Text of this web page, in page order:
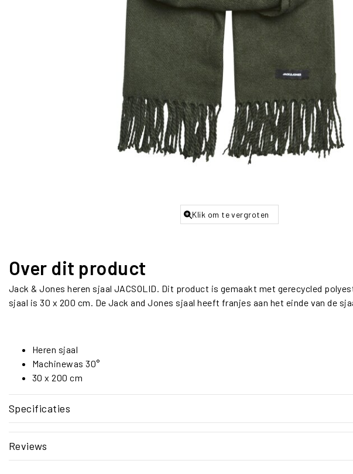
Klik om te vergroten
Over dit product
Jack & Jones heren sjaal JACSOLID. Dit product is gemaakt met gerecycled
sjaal is 30 x 200 cm. De Jack and Jones sjaal heeft franjes aan het einde van de
Heren sjaal
Machinewas 30°
30 x 200 cm
Specificaties
Reviews